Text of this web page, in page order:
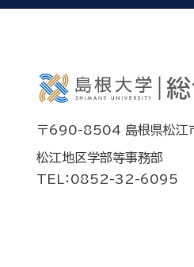
〒690-8504 島根県松江
松江地区学部等事務部
TEL：0852-32-6095